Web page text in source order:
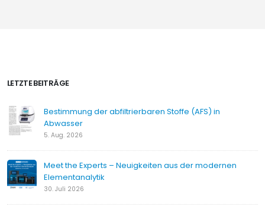
LETZTE BEITRÄGE
Bestimmung der abfiltrierbaren Stoffe (AFS) in
Abwasser
5. Aug. 2026
Meet the Experts – Neuigkeiten aus der modernen
Elementanalytik
30. Juli 2026